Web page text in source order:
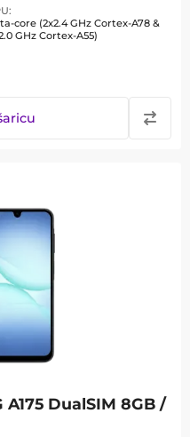
core (2x2.4 GHz Cortex-A78 &
GHz Cortex-A55)
A175 DualSIM 8GB /